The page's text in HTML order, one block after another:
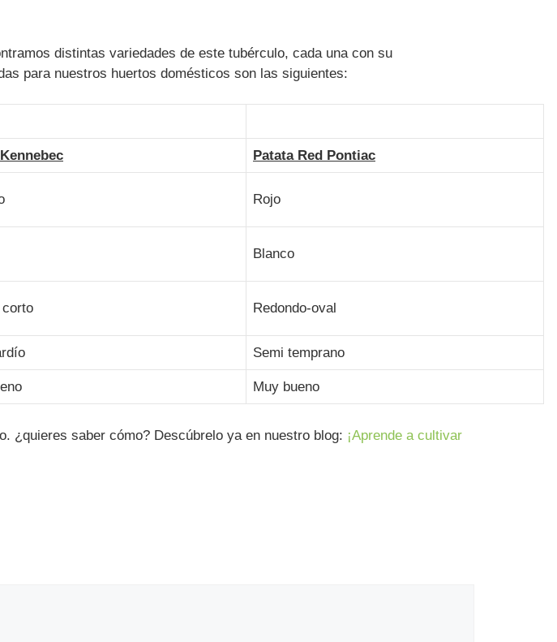
distintas variedades de este tubérculo, cada una con su
para nuestros huertos domésticos son las siguientes:
Patata Red Pontiac
Rojo
Blanco
Redondo-oval
Semi temprano
Muy bueno
¿quieres saber cómo? Descúbrelo ya en nuestro blog: ¡Aprende a cultivar